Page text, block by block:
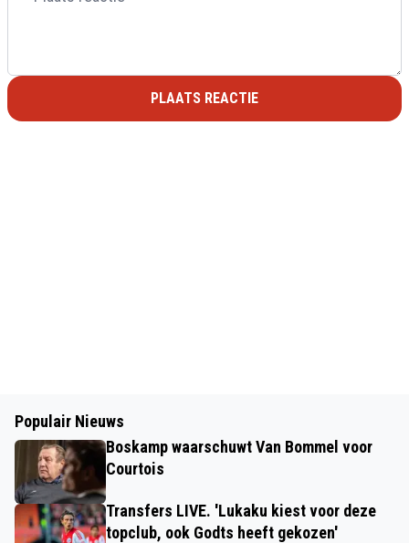
PLAATS REACTIE
Populair Nieuws
Boskamp waarschuwt Van Bommel voor
Courtois
Transfers LIVE. 'Lukaku kiest voor deze
topclub, ook Godts heeft gekozen'